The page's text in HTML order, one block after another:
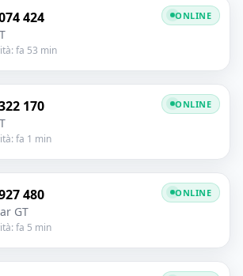
424
fa 53 min
ONLINE
170
fa 1 min
ONLINE
480
GT
fa 5 min
ONLINE